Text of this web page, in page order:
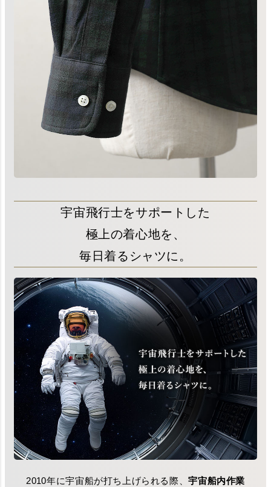
宇宙飛行士をサポートした
極上の着心地を、
毎日着るシャツに。
2010年に宇宙船が打ち上げられる際、宇宙船内作業